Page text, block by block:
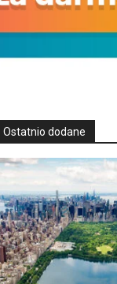
Ostatnio dodane